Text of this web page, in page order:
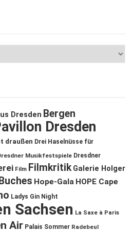
Dresden Bergen
Dresden
draußen Drei Haselnüsse für
Musikfestspiele Dresdner
Film Filmkritik Galerie Holger
Hope-Gala HOPE Cape
Ladys Gin Night
Sachsen La Saxe à Paris
Air Palais Sommer Radebeul